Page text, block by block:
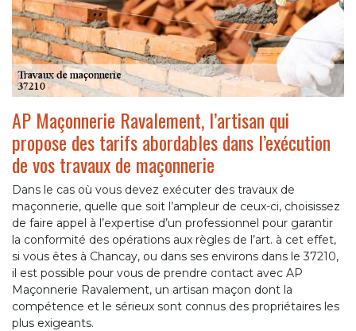
AP Maçonnerie Ravalement, l’artisan qui
propose des tarifs abordables dans l’exécution
de vos travaux de maçonnerie
Dans le cas où vous devez exécuter des travaux de
maçonnerie, quelle que soit l’ampleur de ceux-ci, choisissez
de faire appel à l’expertise d’un professionnel pour garantir
la conformité des opérations aux règles de l’art. à cet effet,
si vous êtes à Chancay, ou dans ses environs dans le 37210,
il est possible pour vous de prendre contact avec AP
Maçonnerie Ravalement, un artisan maçon dont la
compétence et le sérieux sont connus des propriétaires les
plus exigeants.